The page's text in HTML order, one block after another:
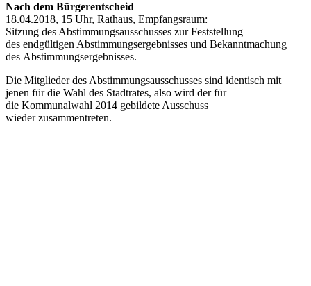
Nach dem Bürgerentscheid
18.04.2018, 15 Uhr, Rathaus, Empfangsraum:
Sitzung des Abstimmungsausschusses zur Feststellung
des endgültigen Abstimmungsergebnisses und Bekanntmachung
des Abstimmungsergebnisses.
Die Mitglieder des Abstimmungsausschusses sind identisch mit
jenen für die Wahl des Stadtrates, also wird der für
die Kommunalwahl 2014 gebildete Ausschuss
wieder zusammentreten.